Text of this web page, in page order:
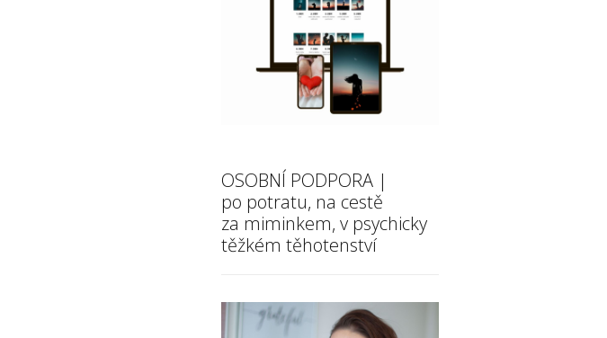
OSOBNÍ PODPORA |
po potratu, na cestě
za miminkem, v psychicky
těžkém těhotenství